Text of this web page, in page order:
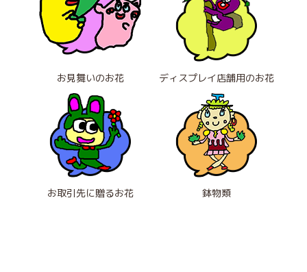
お見舞いのお花 ディスプレイ店舗用のお花
お取引先に贈るお花 鉢物類